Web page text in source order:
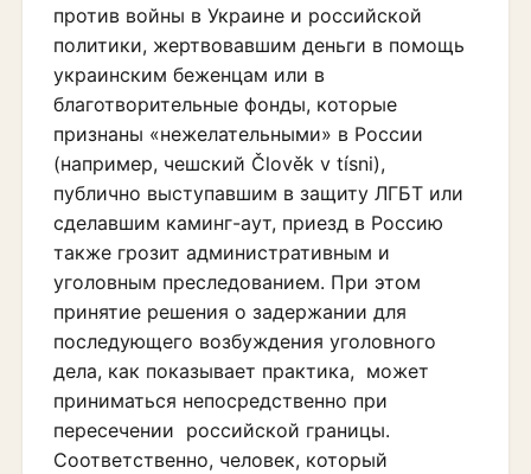
против войны в Украине и российской
политики, жертвовавшим деньги в помощь
украинским беженцам или в
благотворительные фонды, которые
признаны «нежелательными» в России
(например, чешский Člověk v tísni),
публично выступавшим в защиту ЛГБТ или
сделавшим каминг-аут, приезд в Россию
также грозит административным и
уголовным преследованием. При этом
принятие решения о задержании для
последующего возбуждения уголовного
дела, как показывает практика, может
приниматься непосредственно при
пересечении российской границы.
Соответственно, человек, который